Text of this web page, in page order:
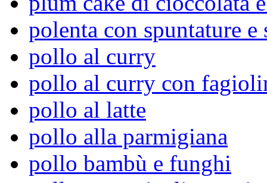
polenta con spuntature e
pollo al curry
pollo al curry con
pollo al latte
pollo alla parmigiana
pollo bambù e funghi